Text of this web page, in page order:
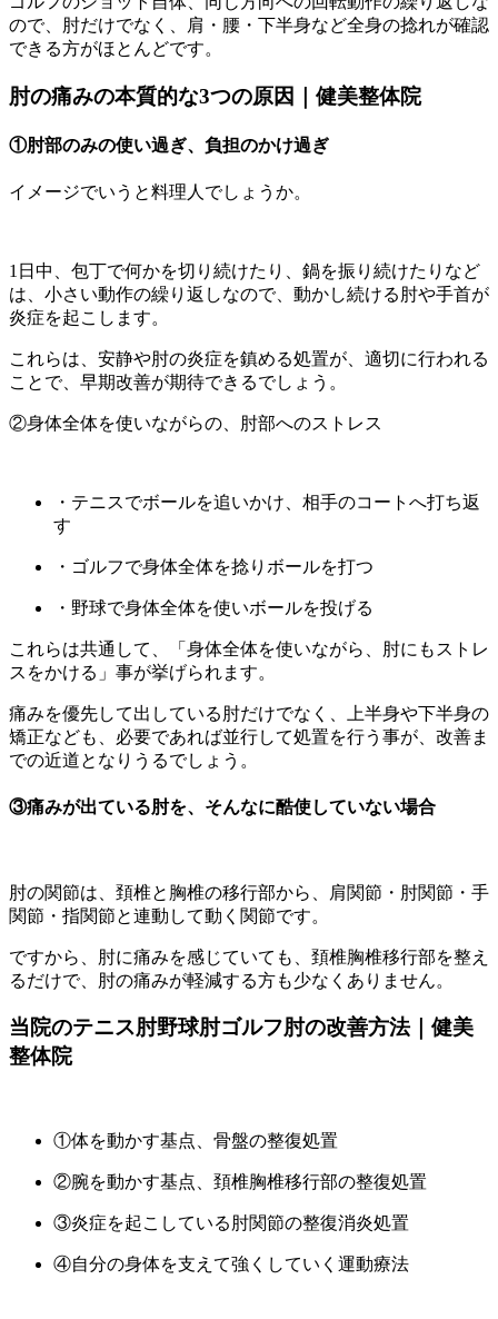
ので、肘だけでなく、肩・腰・下半身など全身の捻れが確認
できる方がほとんどです。
肘の痛みの本質的な3つの原因｜健美整体院
①肘部のみの使い過ぎ、負担のかけ過ぎ
イメージでいうと料理人でしょうか。
1日中、包丁で何かを切り続けたり、鍋を振り続けたりなど
は、小さい動作の繰り返しなので、動かし続ける肘や手首が
炎症を起こします。
これらは、安静や肘の炎症を鎮める処置が、適切に行われる
ことで、早期改善が期待できるでしょう。
②身体全体を使いながらの、肘部へのストレス
・テニスでボールを追いかけ、相手のコートへ打ち返
す
・ゴルフで身体全体を捻りボールを打つ
・野球で身体全体を使いボールを投げる
これらは共通して、「身体全体を使いながら、肘にもストレ
スをかける」事が挙げられます。
痛みを優先して出している肘だけでなく、上半身や下半身の
矯正なども、必要であれば並行して処置を行う事が、改善ま
での近道となりうるでしょう。
③痛みが出ている肘を、そんなに酷使していない場合
肘の関節は、頚椎と胸椎の移行部から、肩関節・肘関節・手
関節・指関節と連動して動く関節です。
ですから、肘に痛みを感じていても、頚椎胸椎移行部を整え
るだけで、肘の痛みが軽減する方も少なくありません。
当院のテニス肘野球肘ゴルフ肘の改善方法｜健美
整体院
①体を動かす基点、骨盤の整復処置
②腕を動かす基点、頚椎胸椎移行部の整復処置
③炎症を起こしている肘関節の整復消炎処置
④自分の身体を支えて強くしていく運動療法